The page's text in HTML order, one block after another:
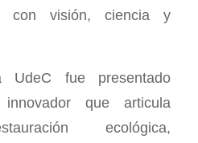
con visión, ciencia y
UdeC fue presentado
que articula
ecológica,